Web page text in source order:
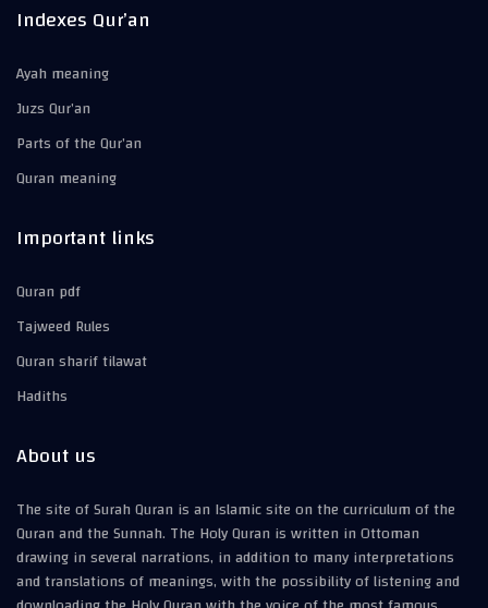
Indexes Qur’an
Ayah meaning
Juzs Qur’an
Parts of the Qur’an
Quran meaning
Important links
Quran pdf
Tajweed Rules
Quran sharif tilawat
Hadiths
About us
The site of Surah Quran is an Islamic site on the curriculum of the
Quran and the Sunnah. The Holy Quran is written in Ottoman
drawing in several narrations, in addition to many interpretations
and translations of meanings, with the possibility of listening and